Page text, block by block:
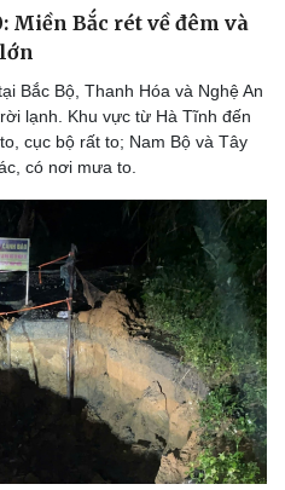
Miền Bắc rét về đêm và
Bắc Bộ, Thanh Hóa và Nghệ An
lạnh. Khu vực từ Hà Tĩnh đến
cục bộ rất to; Nam Bộ và Tây
có nơi mưa to.